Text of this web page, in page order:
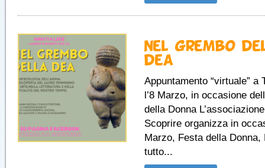
Nel grembo
dea
Appuntamento “virtuale” a
l’8 Marzo, in occasione
della Donna
Scoprire organizza in
Marzo, Festa della Donna,
tutto...